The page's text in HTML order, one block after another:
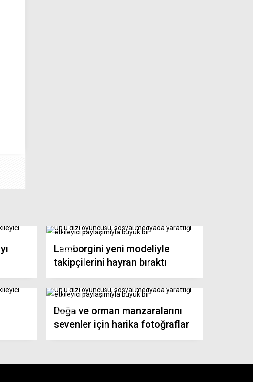
Lamborgini yeni modeliyle
takipçilerini hayran bıraktı
Doğa ve orman manzaralarını
sevenler için harika fotoğraflar